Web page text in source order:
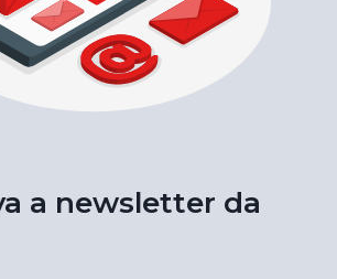
a newsletter da